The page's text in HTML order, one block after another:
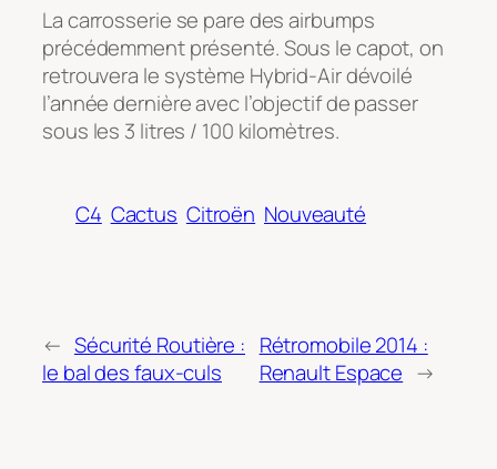
La carrosserie se pare des airbumps
précédemment présenté. Sous le capot, on
retrouvera le système Hybrid-Air dévoilé
l’année dernière avec l’objectif de passer
sous les 3 litres / 100 kilomètres.
C4 Cactus Citroën Nouveauté
← Sécurité Routière :
le bal des faux-culs
Rétromobile 2014 :
Renault Espace →